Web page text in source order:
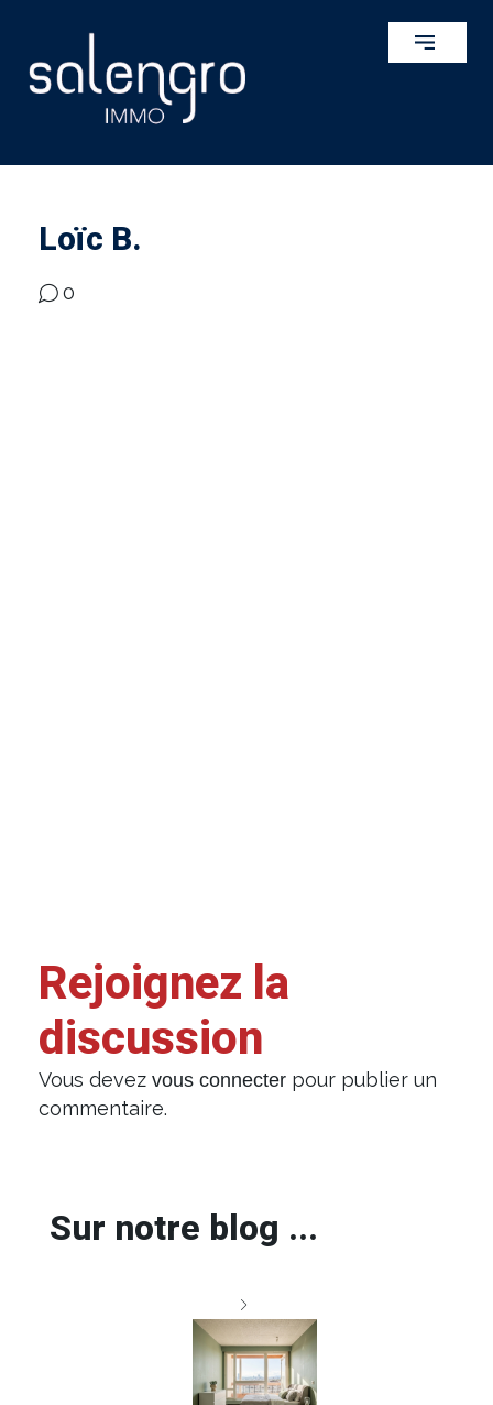
Loïc B.
0
Rejoignez la
discussion
Vous devez vous connecter pour publier un
commentaire.
Sur notre blog ...